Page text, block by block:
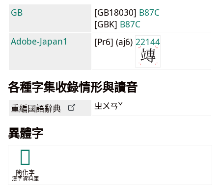
GB [GB18030] B87C
[GBK] B87C
Adobe-Japan1
[Pr6] (aj6) 22144
各種字集收錄情形與讀音
重編國語辭典 ㄓㄨㄢˇ
異體字
𫁟
簡化字
漢字資料庫